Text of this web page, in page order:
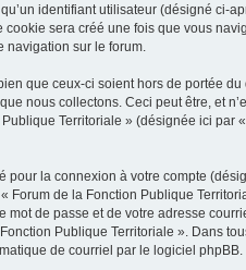
identifiant utilisateur (désigné ci-
sera créé une fois que vous
sur le forum.
que ceux-ci soient hors de portée du
nous collectons. Ceci peut être, et
Territoriale » (désignée ici par
la connexion à votre compte
Forum de la Fonction Publique
de passe et de votre adresse
Publique Territoriale ». Dans
de courriel par le logiciel phpBB.